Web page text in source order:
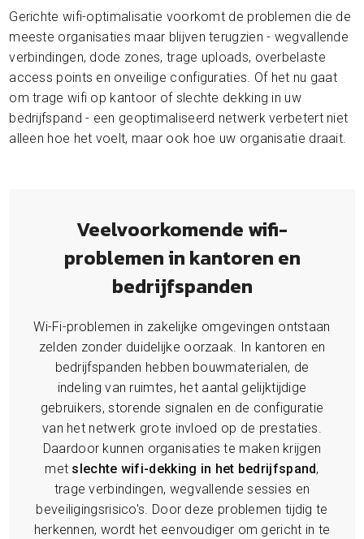
Gerichte wifi-optimalisatie voorkomt de problemen die de
meeste organisaties maar blijven terugzien - wegvallende
verbindingen, dode zones, trage uploads, overbelaste
access points en onveilige configuraties. Of het nu gaat
om trage wifi op kantoor of slechte dekking in uw
bedrijfspand - een geoptimaliseerd netwerk verbetert niet
alleen hoe het voelt, maar ook hoe uw organisatie draait.
Veelvoorkomende wifi-
problemen in kantoren en
bedrijfspanden
Wi-Fi-problemen in zakelijke omgevingen ontstaan
zelden zonder duidelijke oorzaak. In kantoren en
bedrijfspanden hebben bouwmaterialen, de
indeling van ruimtes, het aantal gelijktijdige
gebruikers, storende signalen en de configuratie
van het netwerk grote invloed op de prestaties.
Daardoor kunnen organisaties te maken krijgen
met slechte wifi-dekking in het bedrijfspand,
trage verbindingen, wegvallende sessies en
beveiligingsrisico's. Door deze problemen tijdig te
herkennen, wordt het eenvoudiger om gericht in te